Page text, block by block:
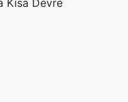
Devre